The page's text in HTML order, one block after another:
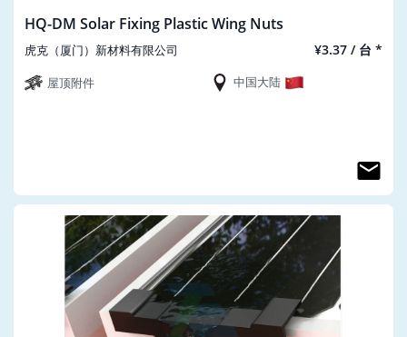
HQ-DM Solar Fixing Plastic Wing Nuts
虎克（厦门）新材料有限公司 ¥3.37 / 台 *
屋顶附件 中国大陆